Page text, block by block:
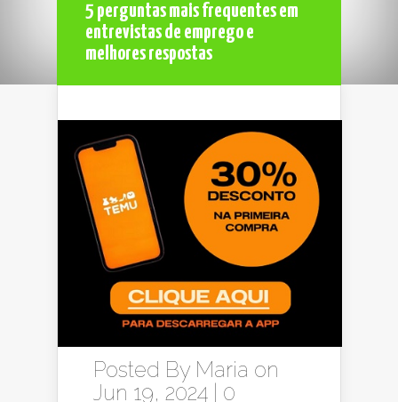
5 perguntas mais frequentes em
entrevistas de emprego e
melhores respostas
Posted By Maria on
Jun 19, 2024 | 0